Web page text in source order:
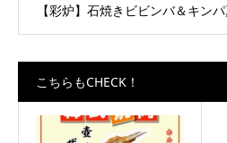
【彩炉】石焼きビビンバ＆キン
こちらもCHECK！